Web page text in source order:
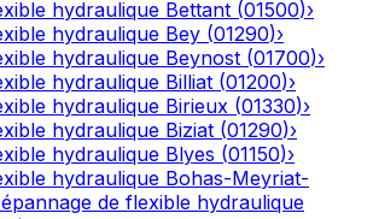
hydraulique Bettant (01500)›
hydraulique Bey (01290)›
hydraulique Beynost (01700)›
hydraulique Billiat (01200)›
hydraulique Birieux (01330)›
hydraulique Biziat (01290)›
hydraulique Blyes (01150)›
hydraulique Bohas-Meyriat-
de flexible hydraulique